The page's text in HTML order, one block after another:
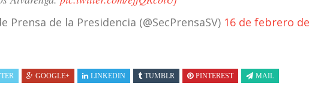
Prensa de la Presidencia (@SecPrensaSV) 16 de febrero de
GOOGLE+ LINKEDIN TUMBLR PINTEREST MAIL